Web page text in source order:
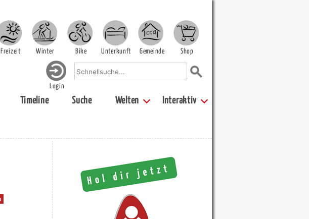
Freizeit Winter Bike Unterkunft Gemeinde Shop
Login
Timeline Suche Welten Interaktiv